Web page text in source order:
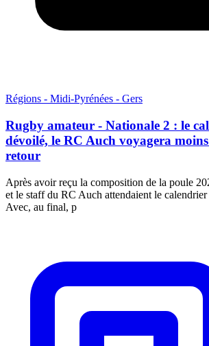
Régions - Midi-Pyrénées - Gers
Rugby amateur - Nationale 2 : le
dévoilé, le RC Auch voyagera
retour
Après avoir reçu la composition de la poule
et le staff du RC Auch attendaient le calendrier
Avec, au final, p